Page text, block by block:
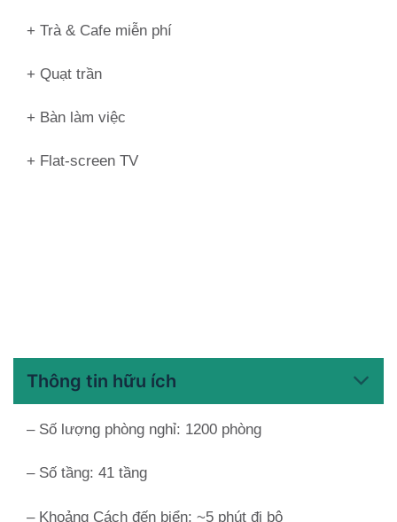
+ Trà & Cafe miễn phí
+ Quạt trần
+ Bàn làm việc
+ Flat-screen TV
Thông tin hữu ích
– Số lượng phòng nghỉ: 1200 phòng
– Số tầng: 41 tầng
– Khoảng Cách đến biển: ~5 phút đi bộ